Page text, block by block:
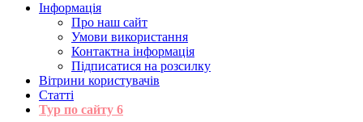
Інформація
Про наш сайт
Умови використання
Контактна інформація
Підписатися на розсилку
Вітрини користувачів
Статті
Тур по сайту 6